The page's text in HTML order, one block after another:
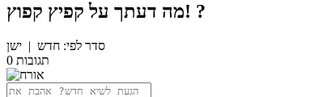
מה דעתך עלקפיץ קפוץ! ?
סדר לפי: חדש | ישן
0 תגובות